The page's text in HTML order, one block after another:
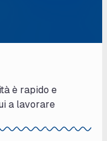
è rapido e
a lavorare